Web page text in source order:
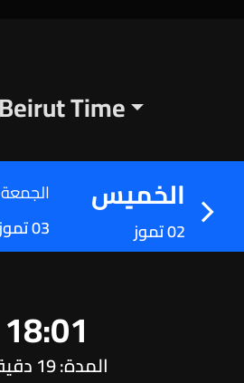
الخميس
02 تموز
الجمعة
03 تموز
18:01
المدة: 19 دقيقة